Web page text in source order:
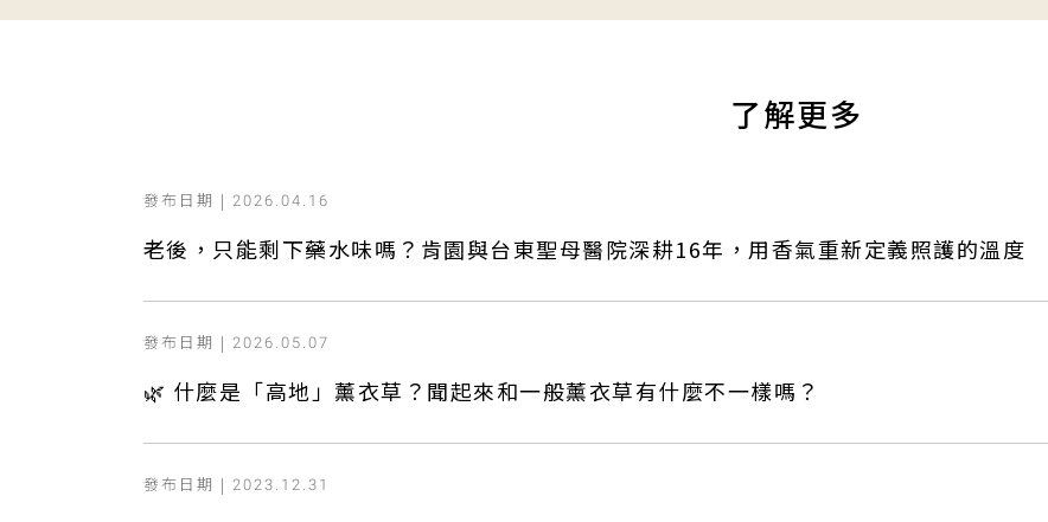
了解更多
發布日期 | 2026.04.16
老後，只能剩下藥水味嗎？肯園與台東聖母醫院深耕16年，用香氣重新定義照護的溫度
發布日期 | 2026.05.07
🌿 什麼是「高地」薰衣草？聞起來和一般薰衣草有什麼不一樣嗎？
發布日期 | 2023.12.31